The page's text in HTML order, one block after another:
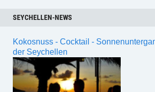
SEYCHELLEN-NEWS
Kokosnuss - Cocktail -
der Seychellen